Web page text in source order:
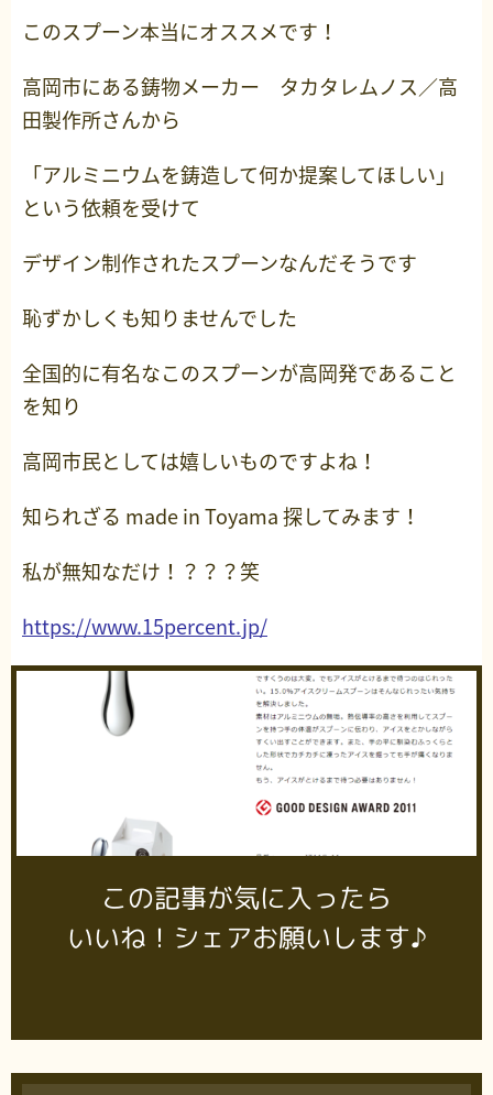
このスプーン本当にオススメです！
高岡市にある鋳物メーカー タカタレムノス／高
田製作所さんから
「アルミニウムを鋳造して何か提案してほしい」
という依頼を受けて
デザイン制作されたスプーンなんだそうです
恥ずかしくも知りませんでした
全国的に有名なこのスプーンが高岡発であること
を知り
高岡市民としては嬉しいものですよね！
知られざる made in Toyama 探してみます！
私が無知なだけ！？？？笑
https://www.15percent.jp/
この記事が気に入ったら
いいね！シェアお願いします♪